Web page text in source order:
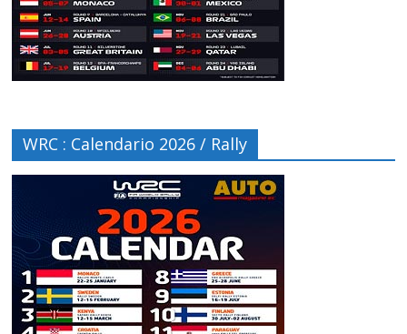
WRC : Calendario 2026 / Rally